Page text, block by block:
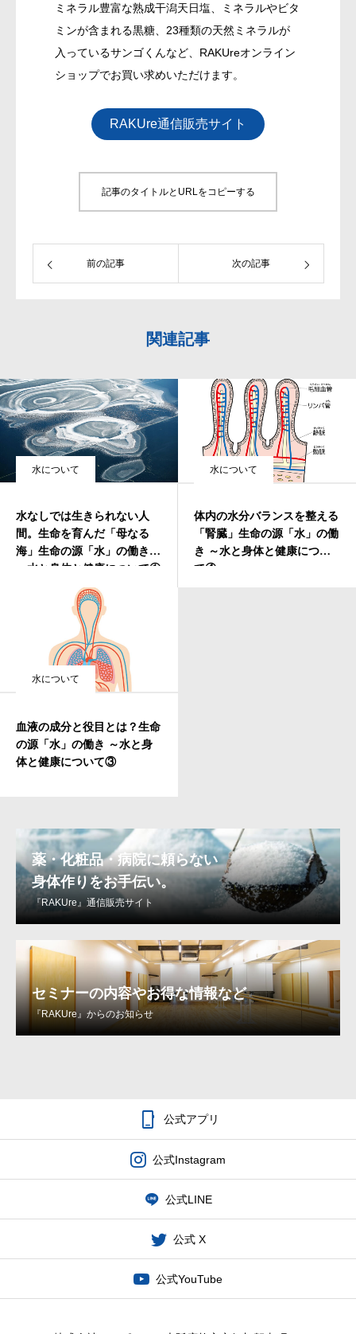
ミネラル豊富な熟成干潟天日塩、ミネラルやビタ
ミンが含まれる黒糖、23種類の天然ミネラルが
入っているサンゴくんなど、RAKUreオンライン
ショップでお買い求めいただけます。
RAKUre通信販売サイト
記事のタイトルとURLをコピーする
前の記事 次の記事
関連記事
水について
水なしでは生きられない人
間。生命を育んだ「母なる
海」生命の源「水」の働き
～水と身体と健康について①
水について
体内の水分バランスを整える
「腎臓」生命の源「水」の働
き ～水と身体と健康につい
て④
水について
血液の成分と役目とは？生命
の源「水」の働き ～水と身
体と健康について③
薬・化粧品・病院に頼らない
身体作りをお手伝い。
『RAKUre』通信販売サイト
セミナーの内容やお得な情報など
『RAKUre』からのお知らせ
 公式アプリ
公式Instagram
公式LINE
公式 X
公式YouTube